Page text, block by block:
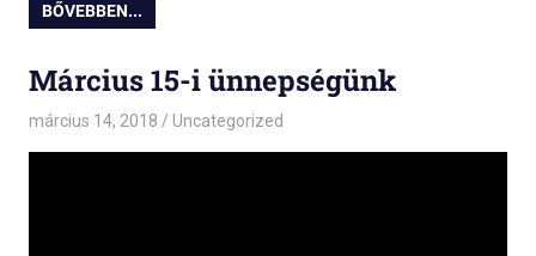
BŐVEBBEN...
Március 15-i ünnepségünk
március 14, 2018 admin
Uncategorized